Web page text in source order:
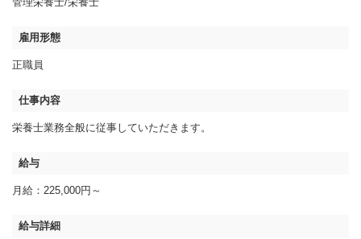
雇用形態
正職員
仕事内容
栄養士業務全般に従事していただきます。
給与
月給：225,000円～
給与詳細